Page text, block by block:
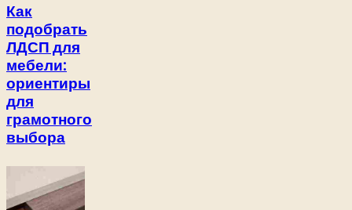
Как
подобрать
ЛДСП для
мебели:
ориентиры
для
грамотного
выбора